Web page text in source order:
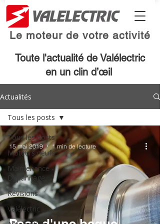
Le moteur de votre activité
Toute l'actualité de Valélectric
en un clin d’œil
Actualités
Tous les posts
Moteurs neufs
Maintenance -
Dépannage
Révisions
Valélectric
Tous les posts
15 mai 2019 1 min de lecture